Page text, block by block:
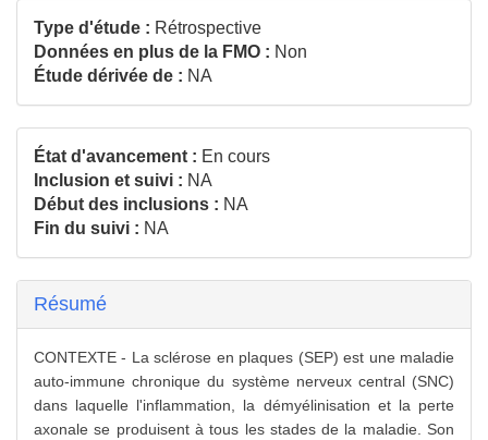
Type d'étude : Rétrospective
Données en plus de la FMO : Non
Étude dérivée de : NA
État d'avancement : En cours
Inclusion et suivi : NA
Début des inclusions : NA
Fin du suivi : NA
Résumé
CONTEXTE - La sclérose en plaques (SEP) est une maladie
auto-immune chronique du système nerveux central (SNC)
dans laquelle l'inflammation, la démyélinisation et la perte
axonale se produisent à tous les stades de la maladie. Son